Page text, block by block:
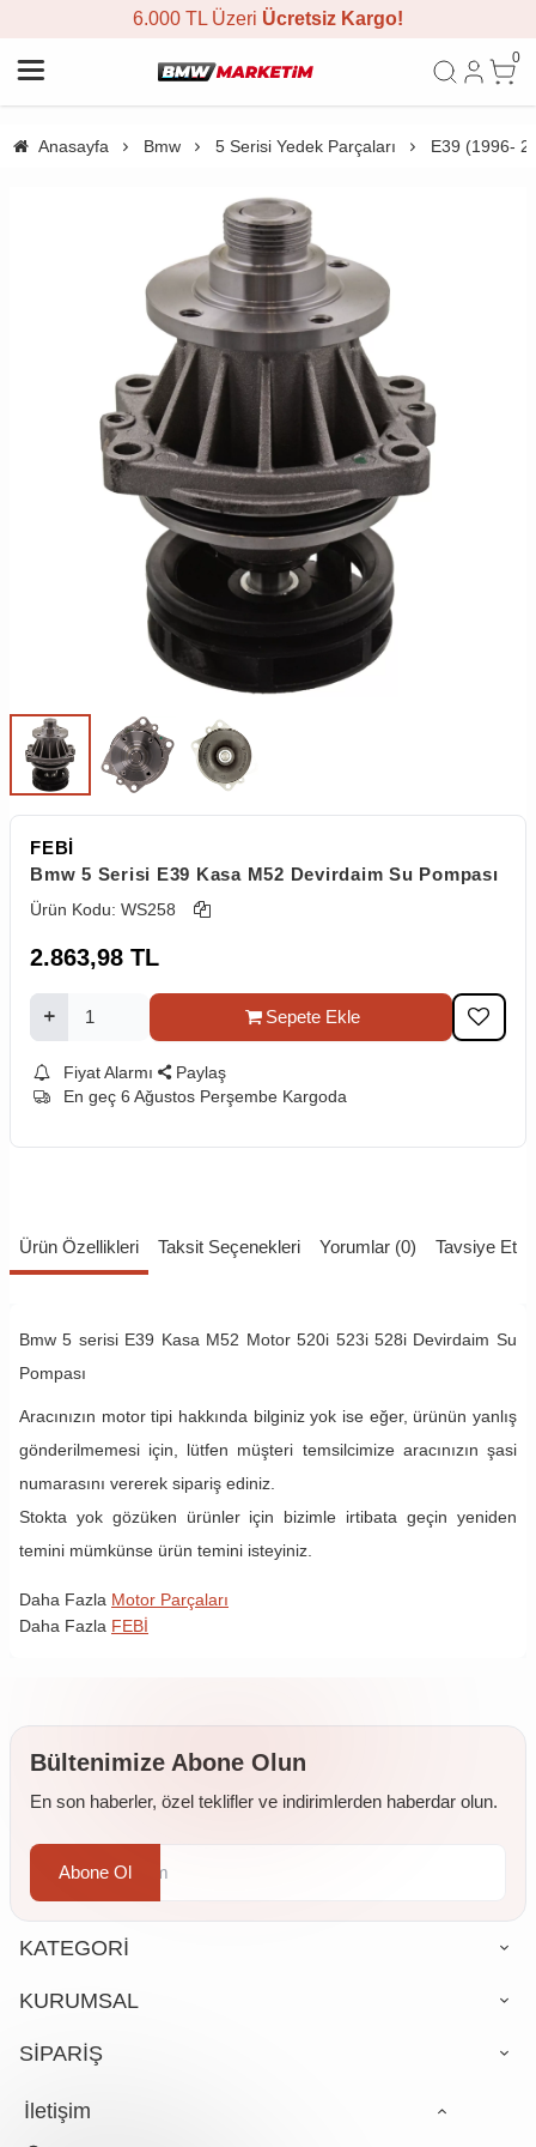
6.000 TL Üzeri Ücretsiz Kargo!
0
Anasayfa Bmw 5 Serisi Yedek Parçaları E39 (1996-
FEBİ
Bmw 5 Serisi E39 Kasa M52 Devirdaim Su Pompası
Ürün Kodu: WS258
2.863,98 TL
Sepete Ekle
Fiyat Alarmı
Paylaş
En geç 6 Ağustos Perşembe Kargoda
Ürün Özellikleri Taksit Seçenekleri Yorumlar (0) Tavsiye Et
Bmw 5 serisi E39 Kasa M52 Motor 520i 523i 528i Devirdaim Su
Pompası
Aracınızın motor tipi hakkında bilginiz yok ise eğer, ürünün yanlış
gönderilmemesi için, lütfen müşteri temsilcimize aracınızın şasi
numarasını vererek sipariş ediniz.
Stokta yok gözüken ürünler için bizimle irtibata geçin yeniden
temini mümkünse ürün temini isteyiniz.
Daha Fazla Motor Parçaları
Daha Fazla FEBİ
Bültenimize Abone Olun
En son haberler, özel teklifler ve indirimlerden haberdar olun.
Abone Ol
KATEGORİ
KURUMSAL
SİPARİŞ
İletişim